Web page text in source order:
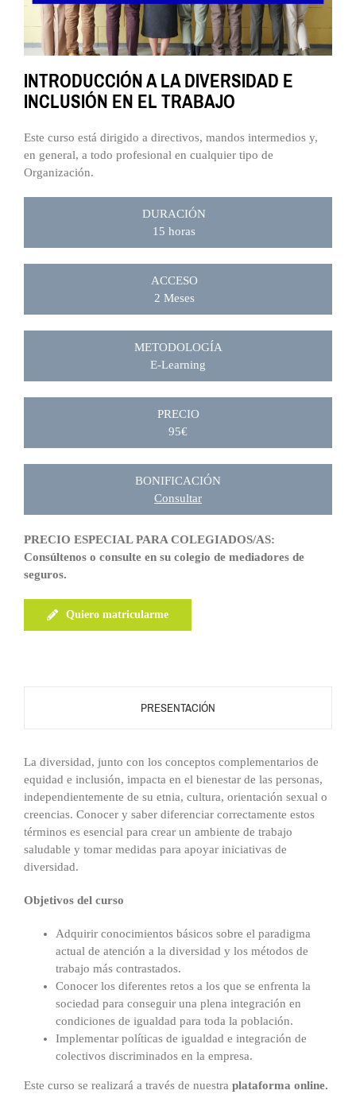
INTRODUCCIÓN A LA DIVERSIDAD E
INCLUSIÓN EN EL TRABAJO
Este curso está dirigido a directivos, mandos intermedios y,
en general, a todo profesional en cualquier tipo de
Organización.
DURACIÓN
15 horas
ACCESO
2 Meses
METODOLOGÍA
E-Learning
PRECIO
95€
BONIFICACIÓN
Consultar
PRECIO ESPECIAL PARA COLEGIADOS/AS:
Consúltenos o consulte en su colegio de mediadores de
seguros.
Quiero matricularme
PRESENTACIÓN
La diversidad, junto con los conceptos complementarios de
equidad e inclusión, impacta en el bienestar de las personas,
independientemente de su etnia, cultura, orientación sexual o
creencias. Conocer y saber diferenciar correctamente estos
términos es esencial para crear un ambiente de trabajo
saludable y tomar medidas para apoyar iniciativas de
diversidad.
Objetivos del curso
Adquirir conocimientos básicos sobre el paradigma
actual de atención a la diversidad y los métodos de
trabajo más contrastados.
Conocer los diferentes retos a los que se enfrenta la
sociedad para conseguir una plena integración en
condiciones de igualdad para toda la población.
Implementar políticas de igualdad e integración de
colectivos discriminados en la empresa.
Este curso se realizará a través de nuestra plataforma online.